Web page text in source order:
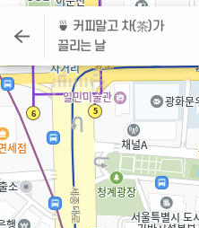
🍵 커피말고 차(茶)가
끌리는 날